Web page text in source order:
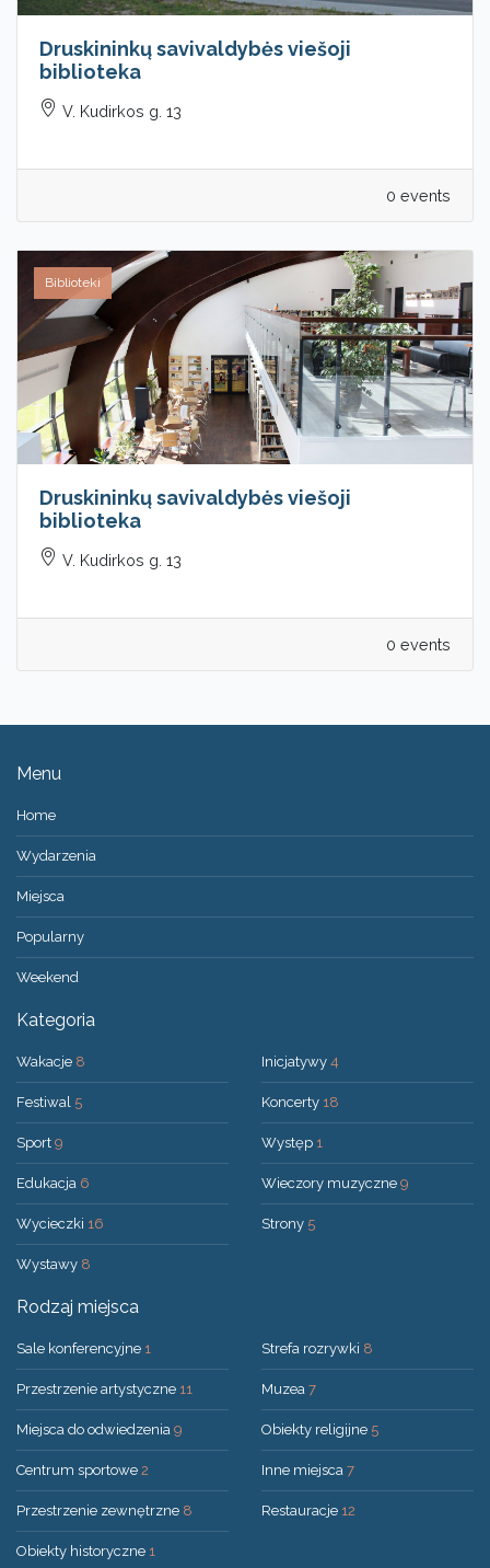
Druskininkų savivaldybės viešoji
biblioteka
V. Kudirkos g. 13
0 events
Biblioteki
Druskininkų savivaldybės viešoji
biblioteka
V. Kudirkos g. 13
0 events
Menu
Home
Wydarzenia
Miejsca
Popularny
Weekend
Kategoria
Wakacje 8
Festiwal 5
Sport 9
Edukacja 6
Wycieczki 16
Wystawy 8
Inicjatywy 4
Koncerty 18
Występ 1
Wieczory muzyczne 9
Strony 5
Rodzaj miejsca
Sale konferencyjne 1
Przestrzenie artystyczne 11
Miejsca do odwiedzenia 9
Centrum sportowe 2
Przestrzenie zewnętrzne 8
Obiekty historyczne 1
Strefa rozrywki 8
Muzea 7
Obiekty religijne 5
Inne miejsca 7
Restauracje 12